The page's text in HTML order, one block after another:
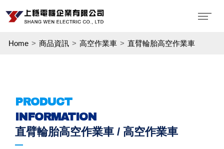
Home 商品資訊 高空作業車 直臂輪胎高空作業車
PRODUCT
INFORMATION
直臂輪胎高空作業車 / 高空作業車